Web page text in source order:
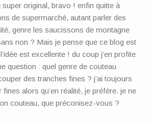
original, bravo ! enfin quitte à
de supermarché, autant parler des
genre les saucissons de montagne
non ? Mais je pense que ce blog est
est excellente ! du coup j’en profite
question : quel genre de couteau
des tranches fines ? j’ai toujours
alors qu’en réalité, je préfère. je ne
couteau, que préconisez-vous ?